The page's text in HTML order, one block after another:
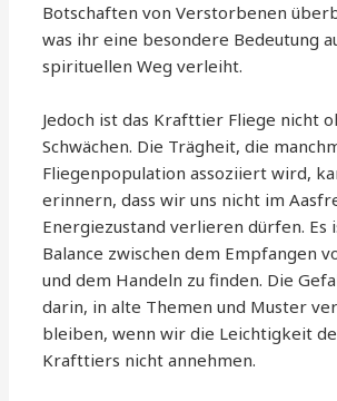
Botschaften von Verstorbenen
was ihr eine besondere Bedeutung
spirituellen Weg verleiht.
Jedoch ist das Krafttier Fliege nicht
Schwächen. Die Trägheit, die
Fliegenpopulation assoziiert wird,
erinnern, dass wir uns nicht im
Energiezustand verlieren dürfen. Es
Balance zwischen dem Empfangen
und dem Handeln zu finden. Die
darin, in alte Themen und Muster
bleiben, wenn wir die Leichtigkeit
Krafttiers nicht annehmen.